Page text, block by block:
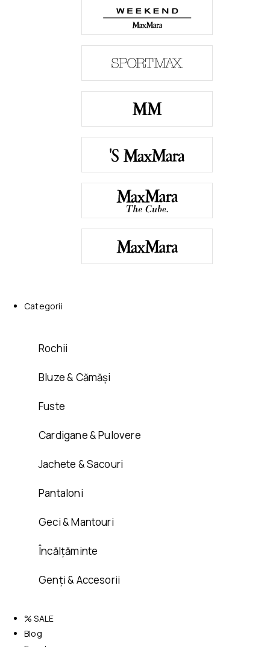
Categorii
Rochii
Bluze & Cămăși
Fuste
Cardigane & Pulovere
Jachete & Sacouri
Pantaloni
Geci & Mantouri
Încălțăminte
Genți & Accesorii
% SALE
Blog